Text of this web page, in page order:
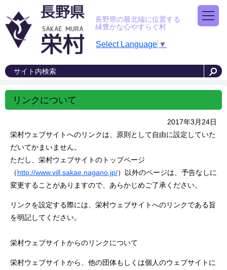
長野県の最北端に位置する
緑豊かな心やすらぐ村
Select Language ▼
リンクについて
2017年3月24日
栄村ウェブサイトへのリンクは、原則として自由に設定していた
だいてかまいません。
ただし、栄村ウェブサイトのトップページ
（http://www.vill.sakae.nagano.jp/）以外のページは、予告なしに
変更することがありますので、あらかじめご了承ください。
リンクを設定する際には、栄村ウェブサイトへのリンクである旨
を明記してください。
栄村ウェブサイトからのリンクについて
栄村ウェブサイトから、他の団体もしくは個人のウェブサイトに